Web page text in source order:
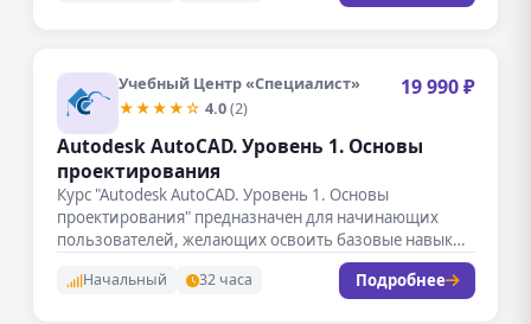
Учебный Центр «Специалист»
★★★★☆ 4.0(2)
19 990 ₽
Autodesk AutoCAD. Уровень 1. Основы
проектирования
Курс "Autodesk AutoCAD. Уровень 1. Основы
проектирования" предназначен для начинающих
пользователей, желающих освоить базовые навыки
Начальный 32 часа Подробнее